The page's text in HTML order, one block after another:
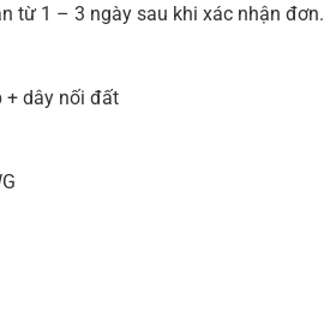
từ 1 – 3 ngày sau khi xác nhận đơn.
+ dây nối đất